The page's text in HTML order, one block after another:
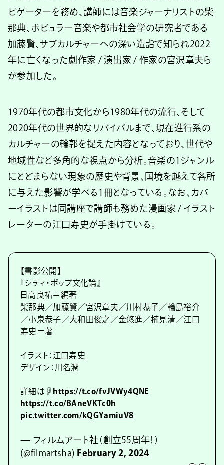
ビゲーターを務め、講師には音楽ジャーナリストの柴
那典、ポピュラー音楽や都市社会学の研究者である
加藤賢、サブカルチャーへの深い造詣で知られ2022
年に亡くなった劇作家 / 演出家 / 作家の宮沢章夫ら
が参加した。
1970年代の都市文化から1980年代の流行、そして
2020年代の世界的なリバイバルまで、現在進行系の
カルチャーの輪郭を捉えた内容となっており、世代や
地域性など多角的な視点から分析。音楽の1ジャンル
にとどまらない現象の歴史や背景、国境を越えて各所
に与えた影響が学べる1冊となっている。なお、カバ
ーイラストは同講座で講師も務めた漫画家 / イラスト
レーターの江口寿史が手掛けている。
【書影公開】
『シティ・ポップ文化論』
日高良祐＝編著
柴那典／加藤賢／宮沢章夫／川村恭子／輪島裕介
／小泉恭子／大和田俊之／金悠進／楠見清／江口
寿史＝著
イラスト：江口寿史
デザイン：川名潤
詳細は☟ https://t.co/fvJVWy4QNE
https://t.co/BAneVKTc0h
pic.twitter.com/kQGYamiuV8
— フィルムアート社（創立55周年！）
(@filmartsha) February 2, 2024